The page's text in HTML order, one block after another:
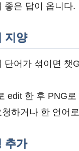
좋은 답이 옵니다.
지양
단어가 섞이면 챗
edit 한 후 PNG로
하거나 한 언어
추가